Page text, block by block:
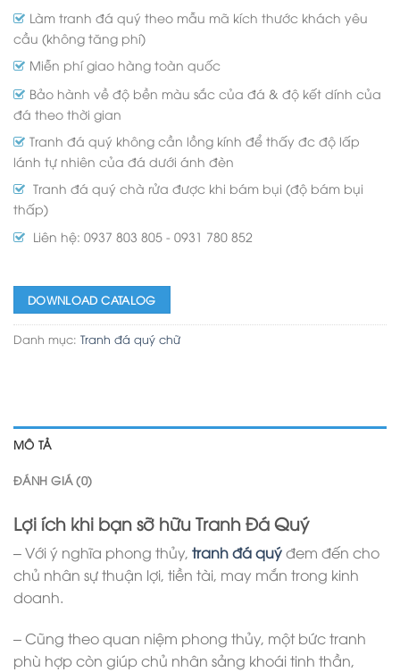
Làm tranh đá quý theo mẫu mã kích thước khách yêu
cầu (không tăng phí)
Miễn phí giao hàng toàn quốc
Bảo hành về độ bền màu sắc của đá & độ kết dính của
đá theo thời gian
Tranh đá quý không cần lồng kính để thấy đc độ lấp
lánh tự nhiên của đá dưới ánh đèn
Tranh đá quý chà rửa được khi bám bụi (độ bám bụi
thấp)
Liên hệ: 0937 803 805 - 0931 780 852
DOWNLOAD CATALOG
Danh mục: Tranh đá quý chữ
MÔ TẢ
ĐÁNH GIÁ (0)
Lợi ích khi bạn sỡ hữu Tranh Đá Quý
– Với ý nghĩa phong thủy, tranh đá quýđem đến cho
chủ nhân sự thuận lợi, tiền tài, may mắn trong kinh
doanh.
– Cũng theo quan niệm phong thủy, một bức tranh
phù hợp còn giúp chủ nhân sảng khoái tinh thần,